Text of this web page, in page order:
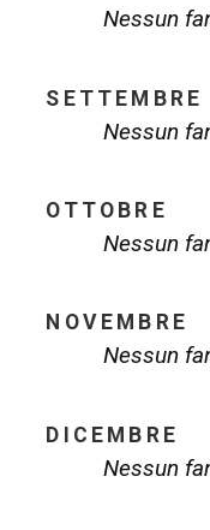
Nessun
SETTEMBRE
Nessun
OTTOBRE
Nessun
NOVEMBRE
Nessun
DICEMBRE
Nessun